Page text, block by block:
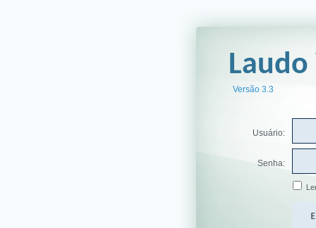
Laudo
Versão 3.3
Usuário:
Senha: